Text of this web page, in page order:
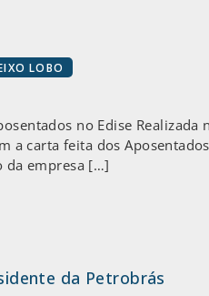
LOBO
no Edise
a carta feita dos
da empresa […]
da Petrobrás